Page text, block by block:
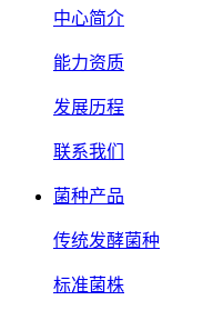
中心简介
能力资质
发展历程
联系我们
菌种产品
传统发酵菌种
标准菌株